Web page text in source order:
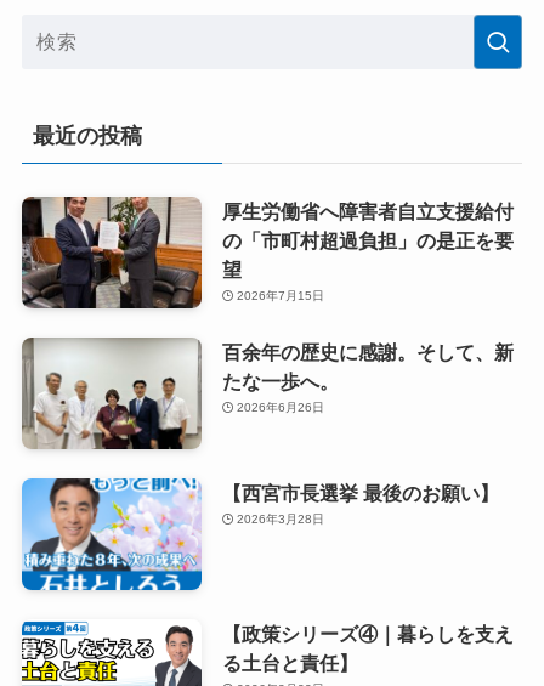
最近の投稿
厚生労働省へ障害者自立支援給付
の「市町村超過負担」の是正を要
望
2026年7月15日
百余年の歴史に感謝。そして、新
たな一歩へ。
2026年6月26日
【西宮市長選挙 最後のお願い】
2026年3月28日
【政策シリーズ④｜暮らしを支え
る土台と責任】